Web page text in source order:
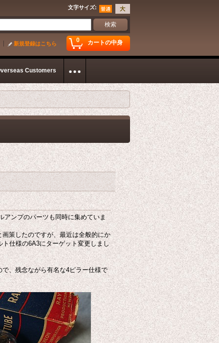
文字サイズ:
0 カートの中身
新規登録はこちら
Customers
アンプのパーツも同時に集めていま
策したのですが、最近は全般的にか
仕様の6A3にターゲット変更しまし
、残念ながら有名な4ピラー仕様で